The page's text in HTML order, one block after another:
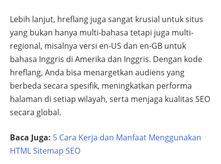
Lebih lanjut, hreflang juga sangat krusial untuk situs
yang bukan hanya multi-bahasa tetapi juga multi-
regional, misalnya versi en-US dan en-GB untuk
bahasa Inggris di Amerika dan Inggris. Dengan kode
hreflang, Anda bisa menargetkan audiens yang
berbeda secara spesifik, meningkatkan performa
halaman di setiap wilayah, serta menjaga kualitas SEO
secara global.
Baca Juga: 5 Cara Kerja dan Manfaat Menggunakan
HTML Sitemap SEO